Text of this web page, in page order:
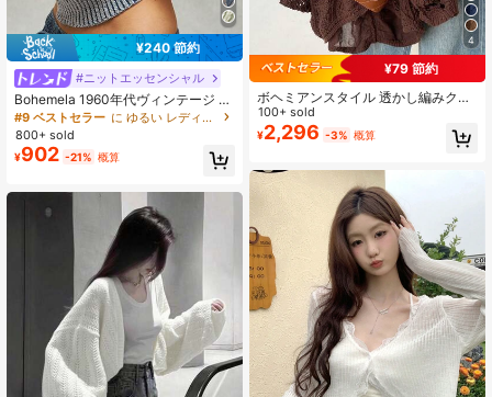
¥240 節約
#ニットエッセンシャル
Bohemela 1960年代ヴィンテージ レ
ディース デイリー ブルーグレー Vネ
ック セーターベスト 秋 ボヘミアン
ツイストロープ編み ルーズ エレガン
ト ビーズ装飾 特殊染料 Y2K シック
#9 ベストセラー
に ゆるい レディースニットウェア
800+ sold
¥902 -21% 概算
4
¥79 節約
ボヘミアンスタイル 透かし編みクロ
シェ編み Vネック 3/4袖 ルーズ カジ
ュアル アウターウェア 秋 ビーチ 日
よけ カバーアップ
100+ sold
¥2,296 -3% 概算